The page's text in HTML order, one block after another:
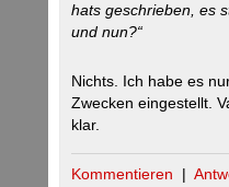
hats geschrieben, es
und nun?“
Nichts. Ich habe es
Zwecken eingestellt.
klar.
Kommentieren |